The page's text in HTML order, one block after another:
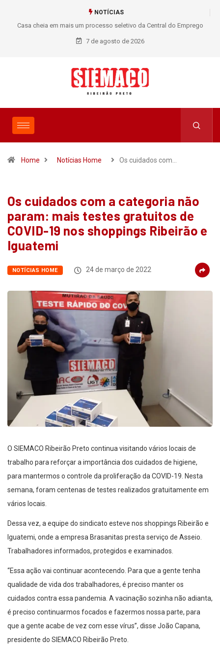
NOTÍCIAS
Casa cheia em mais um processo seletivo da Central do Emprego
SIEMACO!
7 de agosto de 2026
Home Notícias Home Os cuidados com…
Os cuidados com a categoria não
param: mais testes gratuitos de
COVID-19 nos shoppings Ribeirão e
Iguatemi
NOTÍCIAS HOME 24 de março de 2022
O SIEMACO Ribeirão Preto continua visitando vários locais de
trabalho para reforçar a importância dos cuidados de higiene,
para mantermos o controle da proliferação da COVID-19. Nesta
semana, foram centenas de testes realizados gratuitamente em
vários locais.
Dessa vez, a equipe do sindicato esteve nos shoppings Ribeirão e
Iguatemi, onde a empresa Brasanitas presta serviço de Asseio.
Trabalhadores informados, protegidos e examinados.
“Essa ação vai continuar acontecendo. Para que a gente tenha
qualidade de vida dos trabalhadores, é preciso manter os
cuidados contra essa pandemia. A vacinação sozinha não adianta,
é preciso continuarmos focados e fazermos nossa parte, para
que a gente acabe de vez com esse vírus”, disse João Capana,
presidente do SIEMACO Ribeirão Preto.